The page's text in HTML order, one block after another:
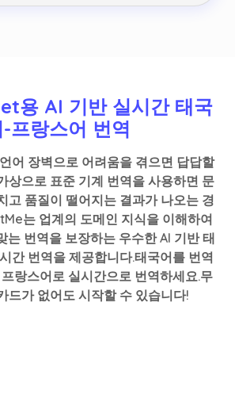
용 AI 기반 실시간 태국
-프랑스어 번역
어 장벽으로 어려움을 겪으면 답답할
상으로 표준 기계 번역을 사용하면 문
고 품질이 떨어지는 결과가 나오는 경
는 업계의 도메인 지식을 이해하여
는 번역을 보장하는 우수한 AI 기반 태
간 번역을 제공합니다.태국어를 번역
랑스어로 실시간으로 번역하세요.무
드가 없어도 시작할 수 있습니다!